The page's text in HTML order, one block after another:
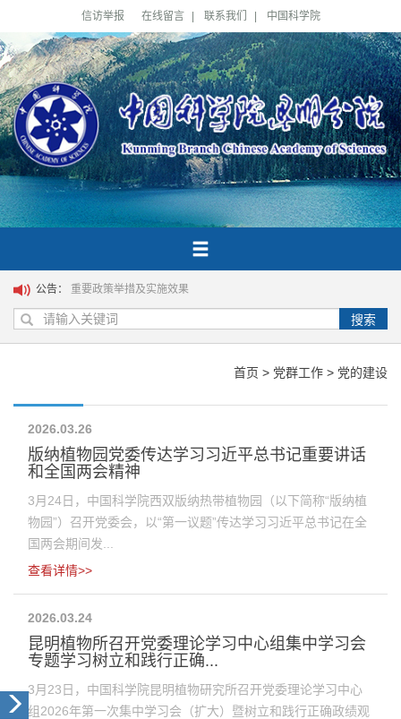
信访举报 在线留言 联系我们 中国科学院
公告： 重要政策举措及实施效果
搜索
首页 > 党群工作 > 党的建设
2026.03.26
版纳植物园党委传达学习习近平总书记重要讲话
和全国两会精神
3月24日，中国科学院西双版纳热带植物园（以下简称“版纳植
物园”）召开党委会，以“第一议题”传达学习习近平总书记在全
国两会期间发...
查看详情>>
2026.03.24
昆明植物所召开党委理论学习中心组集中学习会
专题学习树立和践行正确...
3月23日，中国科学院昆明植物研究所召开党委理论学习中心
组2026年第一次集中学习会（扩大）暨树立和践行正确政绩观